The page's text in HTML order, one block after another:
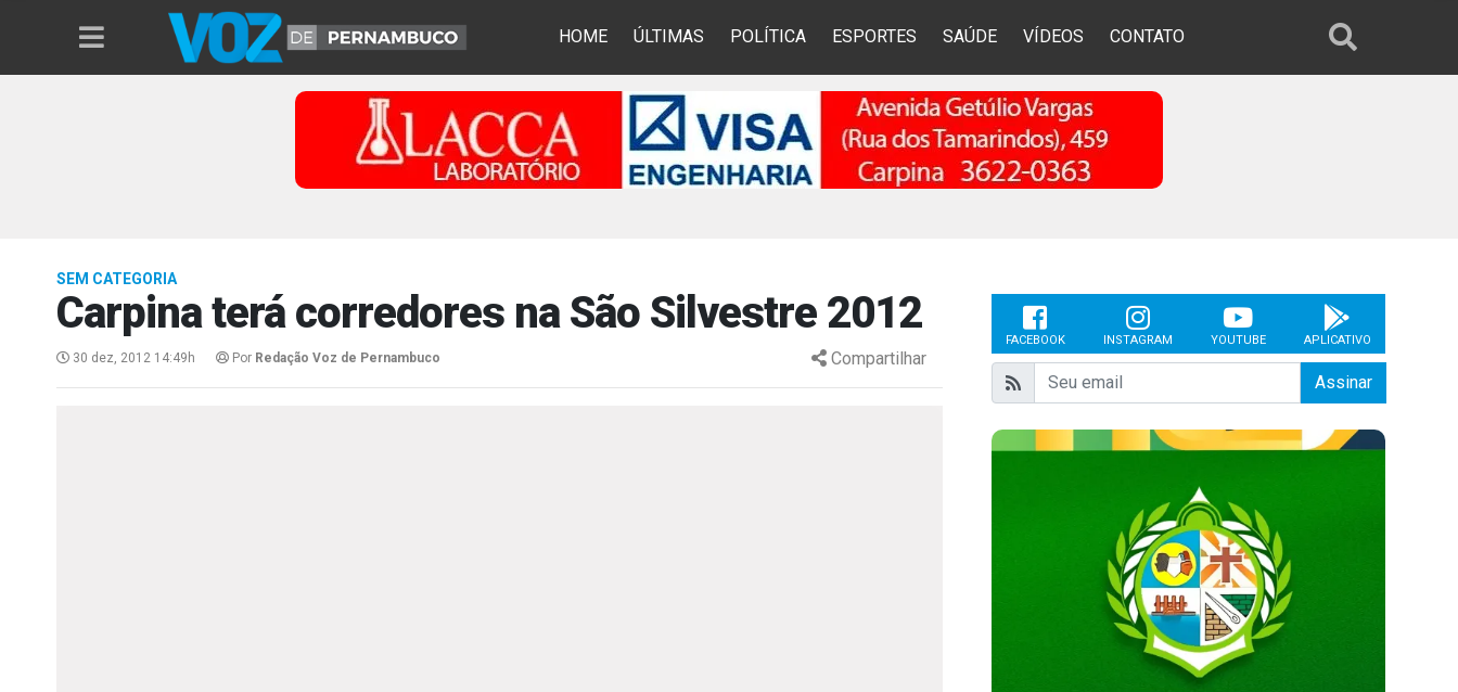
HOME ÚLTIMAS POLÍTICA ESPORTES SAÚDE VÍDEOS CONTATO
SEM CATEGORIA
Carpina terá corredores na São Silvestre 2012
30 dez, 2012 14:49h Por Redação Voz de Pernambuco Compartilhar
FACEBOOK INSTAGRAM YOUTUBE APLICATIVO
Assinar